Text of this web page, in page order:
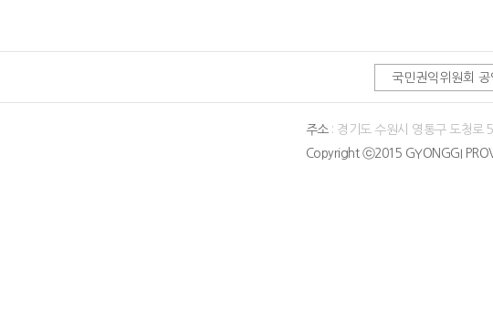
주소: 경기도 수원시 영통구 도청로
Copyright ⓒ2015 GYONGGI